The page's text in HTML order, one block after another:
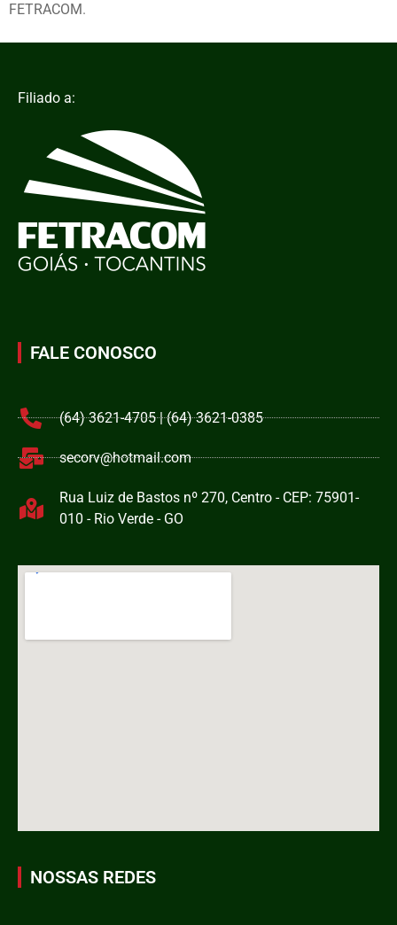
FETRACOM.
Filiado a:
FALE CONOSCO
(64) 3621-4705 | (64) 3621-0385
secorv@hotmail.com
Rua Luiz de Bastos nº 270, Centro - CEP: 75901-
010 - Rio Verde - GO
NOSSAS REDES